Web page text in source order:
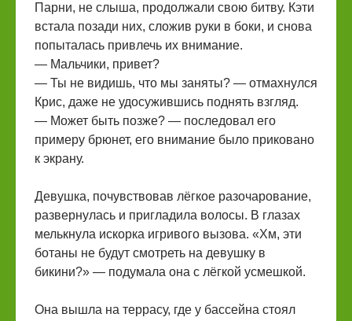
Парни, не слыша, продолжали свою битву. Кэти
встала позади них, сложив руки в боки, и снова
попыталась привлечь их внимание.
— Мальчики, привет?
— Ты не видишь, что мы заняты? — отмахнулся
Крис, даже не удосужившись поднять взгляд.
— Может быть позже? — последовал его
примеру брюнет, его внимание было приковано
к экрану.
Девушка, почувствовав лёгкое разочарование,
развернулась и пригладила волосы. В глазах
мелькнула искорка игривого вызова. «Хм, эти
ботаны не будут смотреть на девушку в
бикини?» — подумала она с лёгкой усмешкой.
Она вышла на террасу, где у бассейна стоял